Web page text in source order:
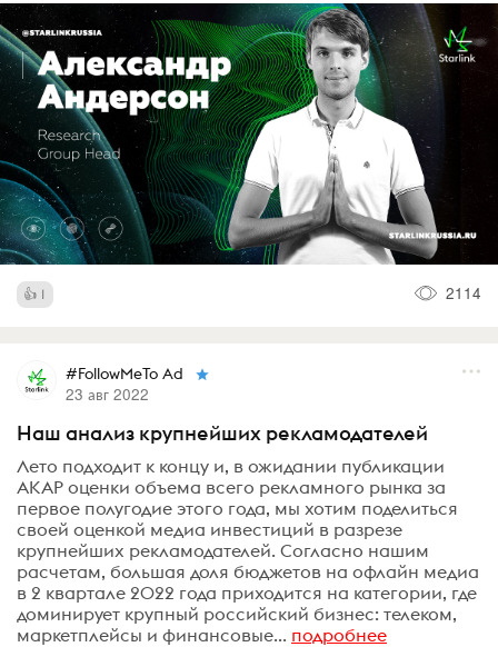
1 2114
#FollowMeTo Ad
23 авг 2022
Наш анализ крупнейших рекламодателей
Лето подходит к концу и, в ожидании публикации
АКАР оценки объема всего рекламного рынка за
первое полугодие этого года, мы хотим поделиться
своей оценкой медиа инвестиций в разрезе
крупнейших рекламодателей. Согласно нашим
расчетам, большая доля бюджетов на офлайн медиа
в 2 квартале 2022 года приходится на категории, где
доминирует крупный российский бизнес: телеком,
маркетплейсы и финансовые... подробнее